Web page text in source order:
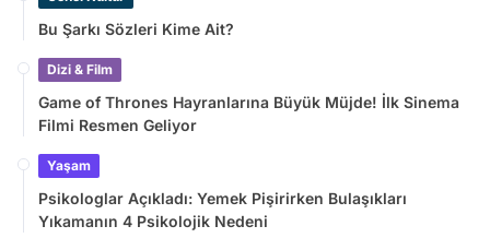
Bu Şarkı Sözleri Kime Ait?
Dizi & Film
Game of Thrones Hayranlarına Büyük Müjde! İlk Sinema
Filmi Resmen Geliyor
Yaşam
Psikologlar Açıkladı: Yemek Pişirirken Bulaşıkları
Yıkamanın 4 Psikolojik Nedeni